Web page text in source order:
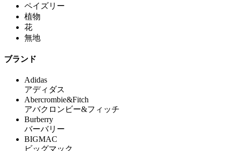
ペイズリー
植物
花
無地
ブランド
Adidas
アディダス
Abercrombie&Fitch
アバクロンビー&フィッチ
Burberry
バーバリー
BIGMAC
ビッグマック